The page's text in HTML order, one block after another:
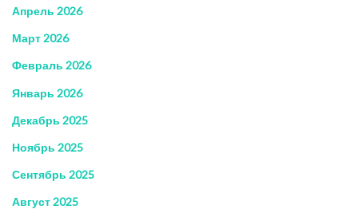
Апрель 2026
Март 2026
Февраль 2026
Январь 2026
Декабрь 2025
Ноябрь 2025
Сентябрь 2025
Август 2025